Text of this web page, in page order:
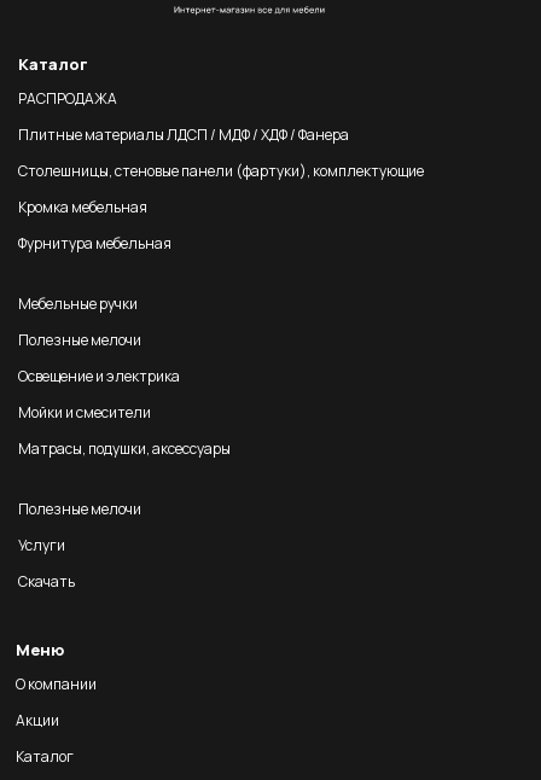
Каталог
РАСПРОДАЖА
Плитные материалы ЛДСП / МДФ / ХДФ / Фанера
Столешницы, стеновые панели (фартуки), комплектующие
Кромка мебельная
Фурнитура мебельная
Мебельные ручки
Полезные мелочи
Освещение и электрика
Мойки и смесители
Матрасы, подушки, аксессуары
Полезные мелочи
Услуги
Скачать
Меню
О компании
Акции
Каталог